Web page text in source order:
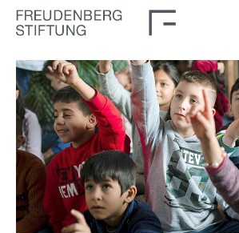
Startseite
Aktuelles
Journal
Impulse
Unsere Themen
Demokratische Kultur